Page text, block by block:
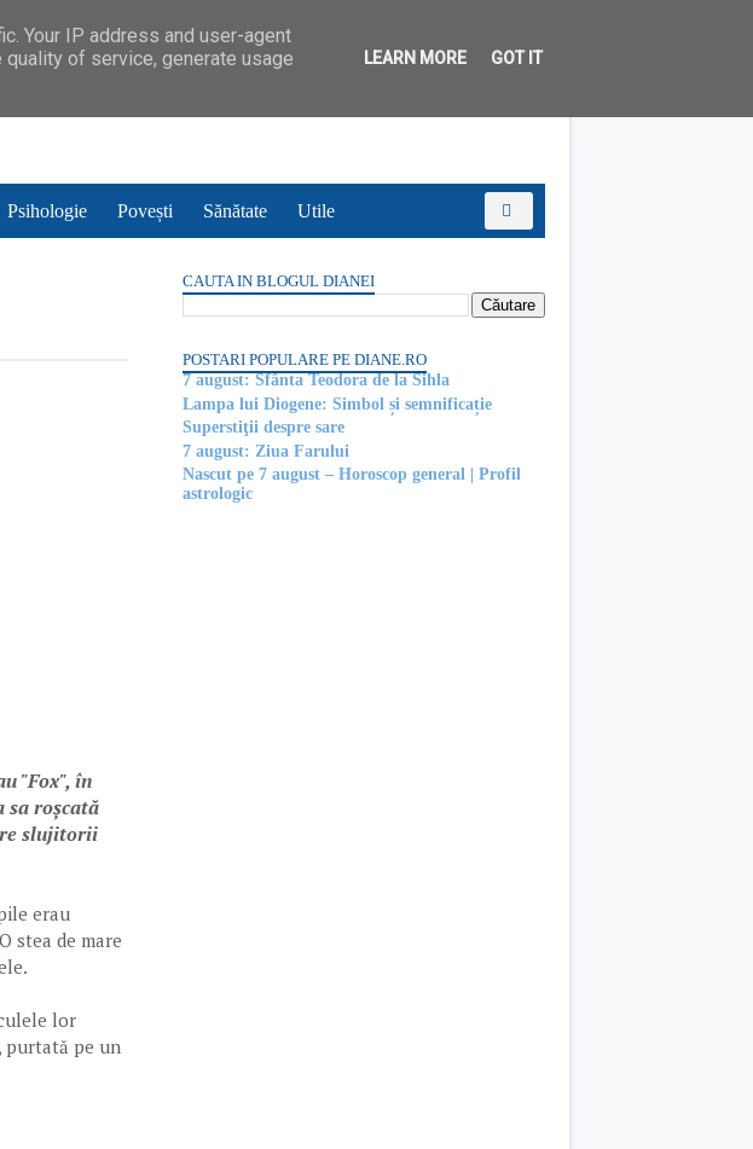
Psihologie Povești Sănătate Utile
"Fox", în
sa roșcată
slujitorii
erau
stea de mare
lor
purtată pe un
CAUTA IN BLOGUL DIANEI
POSTARI POPULARE PE DIANE.RO
7 august: Sfânta Teodora de la Sihla
Lampa lui Diogene: Simbol și semnificație
Superstiţii despre sare
7 august: Ziua Farului
Nascut pe 7 august – Horoscop general | Profil
astrologic
Your IP address and user-agent
of service, generate usage
LEARN MORE GOT IT